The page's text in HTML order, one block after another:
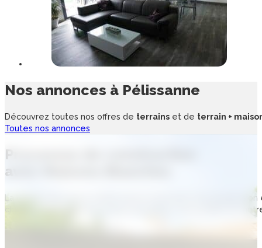
Nos annonces à Pélissanne
Découvrez toutes nos offres de terrains et de terrain +
Toutes nos annonces
Processus de
avec
La construction d’une maison neuve nécessite une
chaque étape de votre projet immobilier, vous profitez de